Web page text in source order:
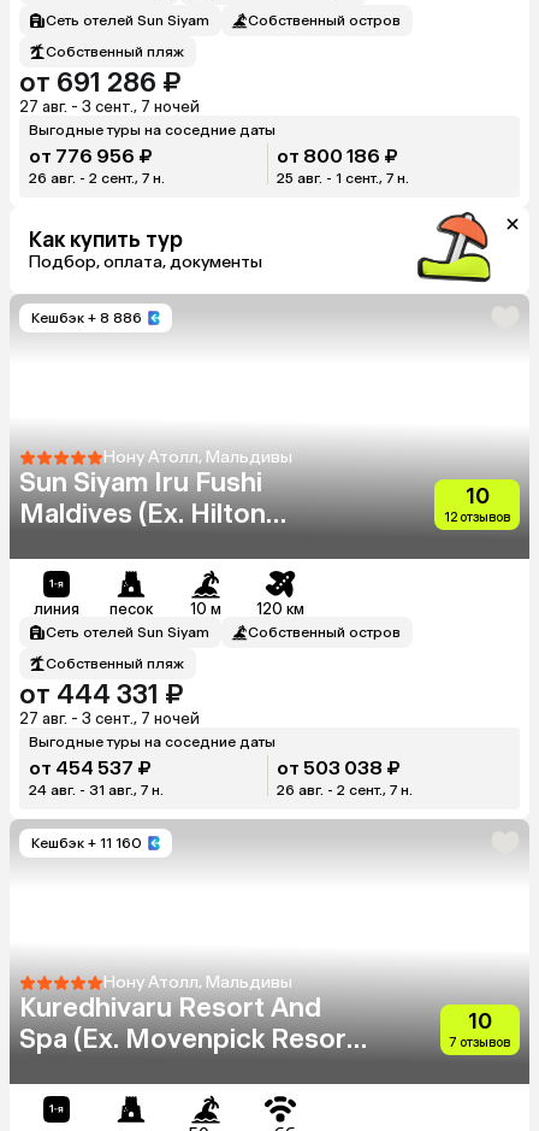
Сеть отелей Sun Siyam
Собственный остров
Собственный пляж
от 691 286 ₽
27 авг. - 3 сент., 7 ночей
Выгодные туры на соседние даты
от 776 956 ₽
26 авг. - 2 сент., 7 н.
от 800 186 ₽
25 авг. - 1 сент., 7 н.
Как купить тур
Подбор, оплата, документы
Кешбэк + 8 886
Нону Атолл, Мальдивы
Sun Siyam Iru Fushi
Maldives (Ex. Hilton
10
12 отзывов
линия песок 10 м 120 км
Сеть отелей Sun Siyam
Собственный остров
Собственный пляж
от 444 331 ₽
27 авг. - 3 сент., 7 ночей
Выгодные туры на соседние даты
от 454 537 ₽
24 авг. - 31 авг., 7 н.
от 503 038 ₽
26 авг. - 2 сент., 7 н.
Кешбэк + 11 160
Нону Атолл, Мальдивы
Kuredhivaru Resort And
Spa (Ex. Movenpick Resort
10
7 отзывов